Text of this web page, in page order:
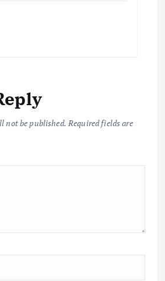
not be published. Required fields are